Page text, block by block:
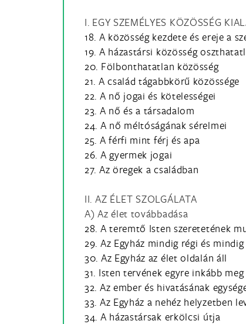
I. EGY SZEMÉLYES KÖZÖSSÉG
18. A közösség kezdete és ereje a
19. A házastársi közösség
20. Fölbonthatatlan közösség
21. A család tágabbkörű közössége
22. A nő jogai és kötelességei
23. A nő és a társadalom
24. A nő méltóságának sérelmei
25. A férfi mint férj és apa
26. A gyermek jogai
27. Az öregek a családban
II. AZ ÉLET SZOLGÁLATA
A) Az élet továbbadása
28. A teremtő Isten szeretetének
29. Az Egyház mindig régi és
30. Az Egyház az élet oldalán áll
31. Isten tervének egyre inkább
32. Az ember és hivatásának
33. Az Egyház a nehéz helyzetben
34. A házastársak erkölcsi útja